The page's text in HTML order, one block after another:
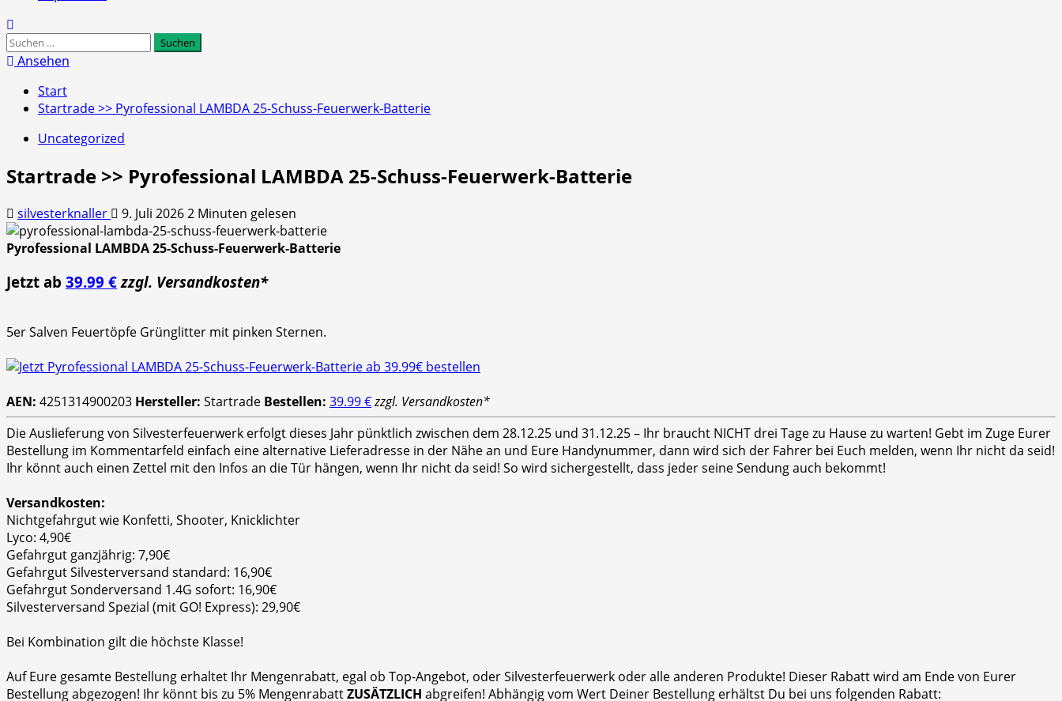
Suchen
nach:
Ansehen
Start
Startrade >> Pyrofessional LAMBDA 25-Schuss-Feuerwerk-Batterie
Uncategorized
Startrade >> Pyrofessional LAMBDA 25-Schuss-Feuerwerk-Batterie
silvesterknaller 9. Juli 20262 Minuten gelesen
Pyrofessional LAMBDA 25-Schuss-Feuerwerk-Batterie
Jetzt ab 39.99 € zzgl. Versandkosten*
5er Salven Feuertöpfe Grünglitter mit pinken Sternen.
AEN: 4251314900203 Hersteller: Startrade Bestellen: 39.99 €zzgl. Versandkosten*
Die Auslieferung von Silvesterfeuerwerk erfolgt dieses Jahr pünktlich zwischen dem 28.12.25 und 31.12.25 – Ihr braucht NICHT drei Tage zu Hause zu warten! Gebt im Zuge Eurer
Bestellung im Kommentarfeld einfach eine alternative Lieferadresse in der Nähe an und Eure Handynummer, dann wird sich der Fahrer bei Euch melden, wenn Ihr nicht da seid!
Ihr könnt auch einen Zettel mit den Infos an die Tür hängen, wenn Ihr nicht da seid! So wird sichergestellt, dass jeder seine Sendung auch bekommt!
Versandkosten:
Nichtgefahrgut wie Konfetti, Shooter, Knicklichter
Lyco: 4,90€
Gefahrgut ganzjährig: 7,90€
Gefahrgut Silvesterversand standard: 16,90€
Gefahrgut Sonderversand 1.4G sofort: 16,90€
Silvesterversand Spezial (mit GO! Express): 29,90€
Bei Kombination gilt die höchste Klasse!
Auf Eure gesamte Bestellung erhaltet Ihr Mengenrabatt, egal ob Top-Angebot, oder Silvesterfeuerwerk oder alle anderen Produkte! Dieser Rabatt wird am Ende von Eurer
Bestellung abgezogen! Ihr könnt bis zu 5% MengenrabattZUSÄTZLICH abgreifen! Abhängig vom Wert Deiner Bestellung erhältst Du bei uns folgenden Rabatt: